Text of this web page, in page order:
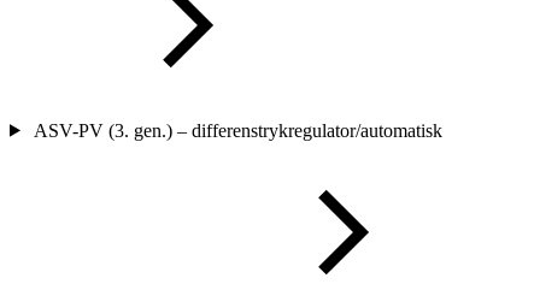
ASV-PV (3. gen.) – differenstrykregulator/automatisk